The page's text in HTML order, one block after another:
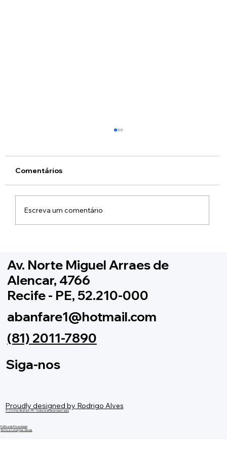
Lagoa dos Gatos
Comentários
Escreva um comentário
Av. Norte Miguel Arraes de
Alencar, 4766
Recife - PE, 52.210-000
abanfare1@hotmail.com
(81) 2011-7890
Siga-nos
Proudly designed by Rodrigo Alves
© 2026 by Abanare -PE - Todos os direitos reservados
Política de Privacidade
Termo e Condições Gerais